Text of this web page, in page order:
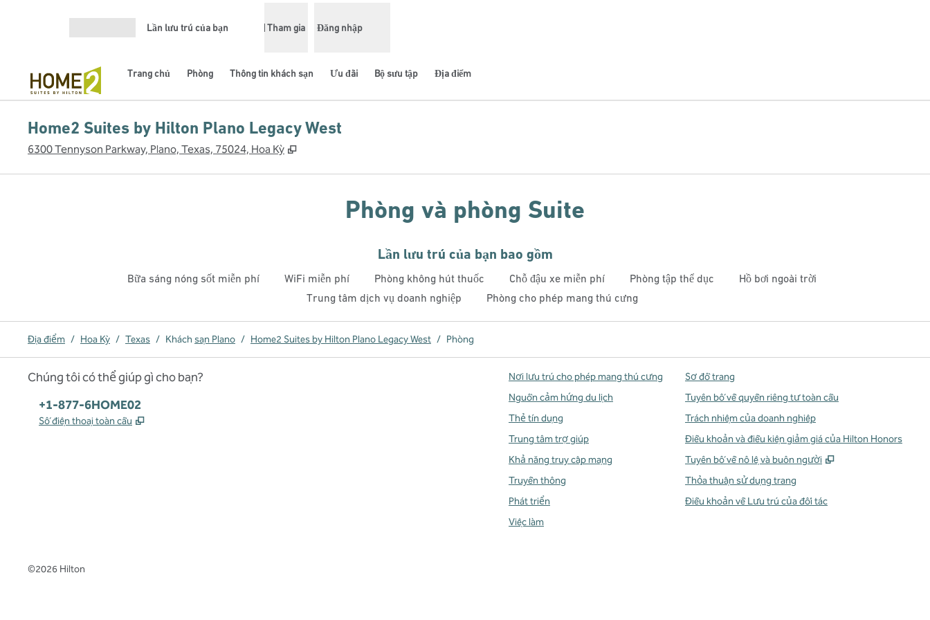
Lần lưu trú của bạn Tham gia Đăng nhập
Trang chủ Phòng Thông tin khách sạn Ưu đãi Bộ sưu tập Địa điểm
Home2 Suites by Hilton Plano Legacy West
6300 Tennyson Parkway, Plano, Texas, 75024, Hoa Kỳ ,
Phòng và phòng Suite
Lần lưu trú của bạn bao gồm
Bữa sáng nóng sốt miễn phí WiFi miễn phí Phòng không hút thuốc Chỗ đậu xe miễn phí Phòng tập thể dục
Hồ bơi ngoài trời
Trung tâm dịch vụ doanh nghiệp
Phòng cho phép mang thú cưng
Địa điểm / Hoa Kỳ / Texas / Khách sạn Plano / Home2 Suites by Hilton Plano Legacy West / Phòng
Chúng tôi có thể giúp gì cho bạn?
Điện thoại:
+1-877-6HOME02
Số điện thoại toàn cầu ,
Nơi lưu trú cho phép mang thú cưng
Nguồn cảm hứng du lịch
Thẻ tín dụng
Trung tâm trợ giúp
Khả năng truy cập mạng
Truyền thông
Phát triển
Việc làm
Sơ đồ trang
Tuyên bố về quyền riêng tư toàn cầu
Trách nhiệm của doanh nghiệp
Điều khoản và điều kiện giảm giá của Hilton Honors
Tuyên bố về nô lệ và buôn người
,
Thỏa thuận sử dụng trang
Điều khoản về Lưu trú của đối tác
©2026 Hilton